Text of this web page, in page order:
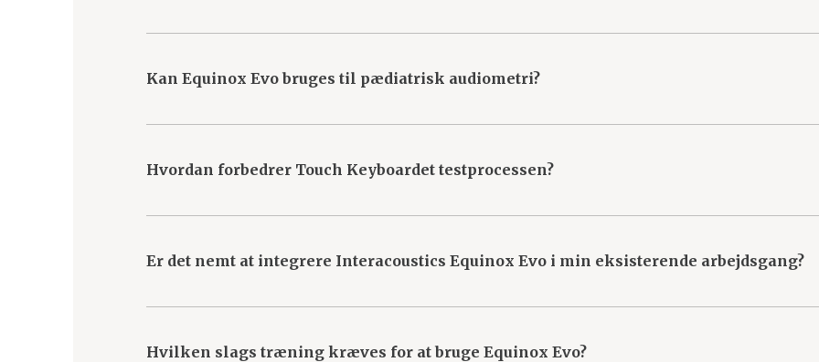
Det er designet til at levere nøjagtige og pålidelige resultater, samtidig med at det minimerer
testprocessen.
Kan Equinox Evo bruges til pædiatrisk audiometri?
børn.
Hvordan forbedrer Touch Keyboardet testprocessen?
Dette eliminerer unødvendige distraktioner og giver dig mulighed for at fokusere på din
Er det nemt at integrere Interacoustics Equinox Evo i min eksisterende arbejdsgang?
hvilket sikrer en nem overgang.
Hvilken slags træning kræves for at bruge Equinox Evo?